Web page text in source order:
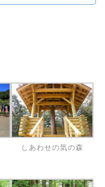
しあわせの気の森